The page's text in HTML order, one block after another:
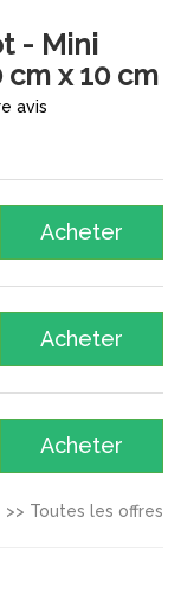
- Mini
x 10 cm
avis
Acheter
Acheter
Acheter
>> Toutes les offres